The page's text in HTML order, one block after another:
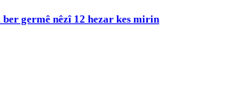
germê nêzî 12 hezar kes mirin